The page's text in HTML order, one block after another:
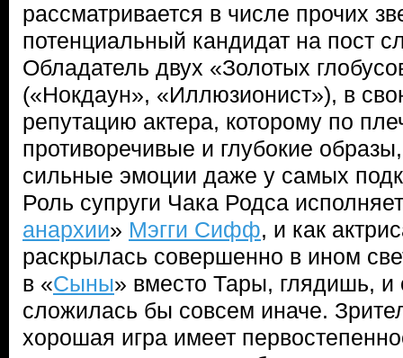
рассматривается в числе прочих
потенциальный кандидат на пост
Обладатель двух «Золотых
(«Нокдаун», «Иллюзионист»), в
репутацию актера, которому по
противоречивые и глубокие
сильные эмоции даже у самых
Роль супруги Чака Родса
анархии» Мэгги Сифф, и как
раскрылась совершенно в ином
в «Сыны» вместо Тары, глядишь, и
сложилась бы совсем иначе.
хорошая игра имеет